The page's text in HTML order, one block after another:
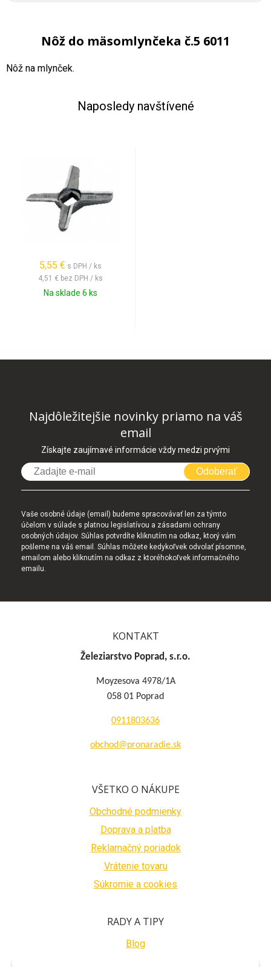
Nôž do mäsomlynčeka č.5 6011
Nôž na mlynček.
Naposledy navštívené
5,55 € s DPH / ks
4,51 € bez DPH / ks
Na sklade 6 ks
Najdôležitejšie novinky priamo na váš
email
Získajte zaujímavé informácie vždy medzi prvými
Odoberať
Vaše osobné údaje (email) budeme spracovávať len za týmto
účelom v súlade s platnou legislatívou a zásadami ochrany
osobných údajov. Súhlas potvrdíte kliknutím na odkaz, ktorý vám
pošleme na váš email. Súhlas môžete kedykoľvek odvolať písomne,
emailom alebo kliknutím na odkaz z ktoréhokoľvek informačného
emailu.
KONTAKT
Železiarstvo Poprad, s.r.o.
Moyzesova 4978/1A
058 01 Poprad
0911803636
obchod@pronaradie.sk
VŠETKO O NÁKUPE
Obchodné podmienky
Doprava a platba
Reklamačný poriadok
Vrátenie tovaru
Súkromie a cookies
RADY A TIPY
Blog